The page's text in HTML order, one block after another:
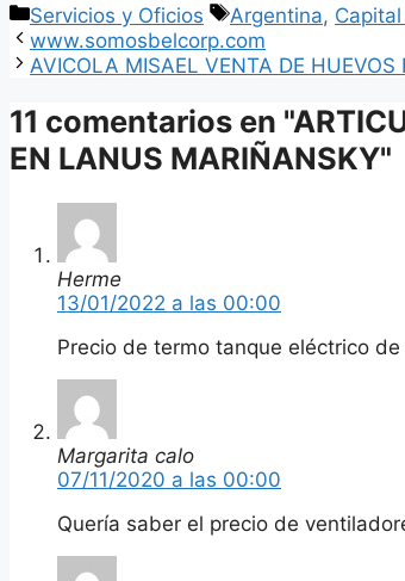
Categorías
Servicios y Oficios Etiquetas
Argentina,
www.somosbelcorp.com
AVICOLA MISAEL VENTA DE HUEVOS
11 comentarios en
EN LANUS MARIÑANSKY"
Herme
13/01/2022 a las 00:00
Precio de termo tanque eléctrico
Margarita calo
07/11/2020 a las 00:00
Quería saber el precio de